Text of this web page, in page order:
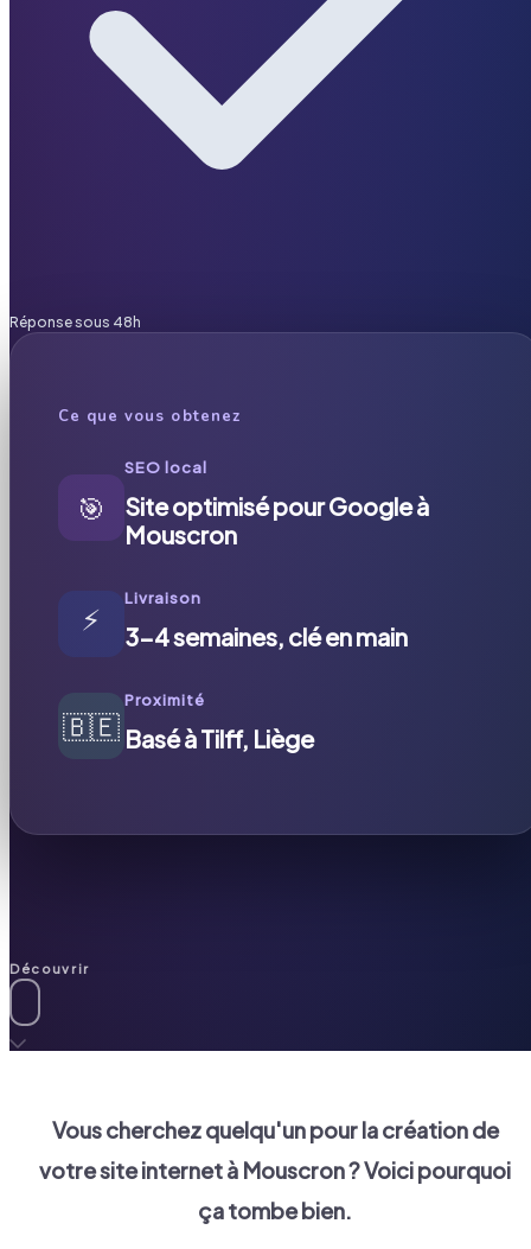
Réponse sous 48h
Ce que vous obtenez
🎯
SEO local
Site optimisé pour Google à
Mouscron
⚡
Livraison
3-4 semaines, clé en main
🇧🇪
Proximité
Basé à Tilff, Liège
Découvrir
Vous cherchez quelqu'un pour la création de
votre site internet à Mouscron? Voici pourquoi
ça tombe bien.